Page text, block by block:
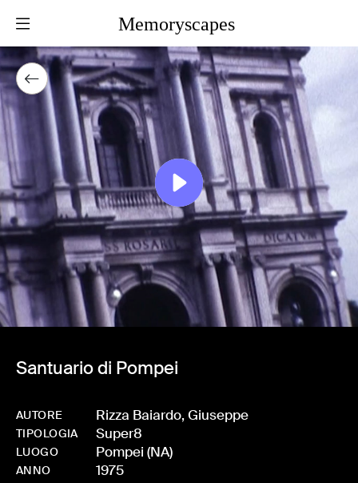
Memoryscapes
Santuario di Pompei
AUTORE Rizza Baiardo, Giuseppe
TIPOLOGIA Super8
LUOGO Pompei (NA)
ANNO 1975